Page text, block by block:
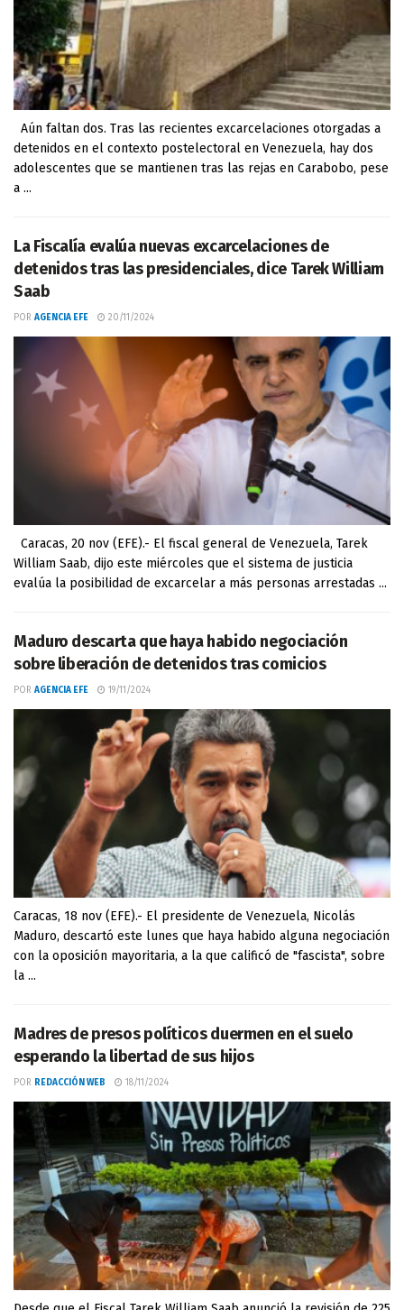
Aún faltan dos. Tras las recientes excarcelaciones otorgadas a
detenidos en el contexto postelectoral en Venezuela, hay dos
adolescentes que se mantienen tras las rejas en Carabobo, pese
a ...
La Fiscalía evalúa nuevas excarcelaciones de
detenidos tras las presidenciales, dice Tarek William
Saab
POR AGENCIA EFE 20/11/2024
Caracas, 20 nov (EFE).- El fiscal general de Venezuela, Tarek
William Saab, dijo este miércoles que el sistema de justicia
evalúa la posibilidad de excarcelar a más personas arrestadas ...
Maduro descarta que haya habido negociación
sobre liberación de detenidos tras comicios
POR AGENCIA EFE 19/11/2024
Caracas, 18 nov (EFE).- El presidente de Venezuela, Nicolás
Maduro, descartó este lunes que haya habido alguna negociación
con la oposición mayoritaria, a la que calificó de "fascista", sobre
la ...
Madres de presos políticos duermen en el suelo
esperando la libertad de sus hijos
POR REDACCIÓN WEB 18/11/2024